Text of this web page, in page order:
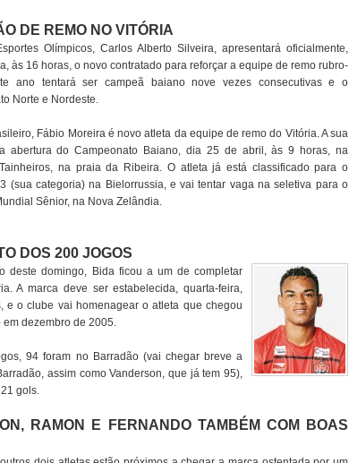
DE REMO NO VITÓRIA
Olímpicos, Carlos Alberto Silveira, apresentará oficialmente,
às 16 horas, o novo contratado para reforçar a equipe de remo rubro-
ano tentará ser campeã baiano nove vezes consecutivas e o
Norte e Nordeste.
Fábio Moreira é novo atleta da equipe de remo do Vitória. A sua
abertura do Campeonato Baiano, dia 25 de abril, às 9 horas, na
na praia da Ribeira. O atleta já está classificado para o
(sua categoria) na Bielorrussia, e vai tentar vaga na seletiva para o
Sênior, na Nova Zelândia.
DOS 200 JOGOS
deste domingo, Bida ficou a um de completar
A marca deve ser estabelecida, quarta-feira,
e o clube vai homenagear o atleta que chegou
dezembro de 2005.
94 foram no Barradão (vai chegar breve a
assim como Vanderson, que já tem 95),
gols.
RAMON E FERNANDO TAMBÉM COM BOAS